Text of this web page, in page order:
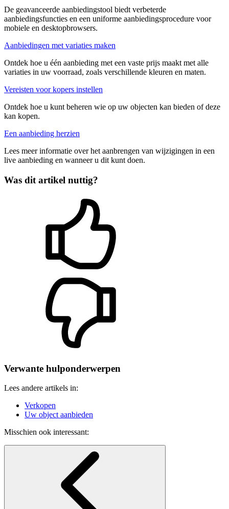
De geavanceerde aanbiedingstool biedt verbeterde
aanbiedingsfuncties en een uniforme aanbiedingsprocedure voor
mobiele en desktopbrowsers.
Aanbiedingen met variaties maken
Ontdek hoe u één aanbieding met een vaste prijs maakt met alle
variaties in uw voorraad, zoals verschillende kleuren en maten.
Vereisten voor kopers instellen
Ontdek hoe u kunt beheren wie op uw objecten kan bieden of deze
kan kopen.
Een aanbieding herzien
Lees meer informatie over het aanbrengen van wijzigingen in een
live aanbieding en wanneer u dit kunt doen.
Was dit artikel nuttig?
Verwante hulponderwerpen
Lees andere artikels in:
Verkopen
Uw object aanbieden
Misschien ook interessant: